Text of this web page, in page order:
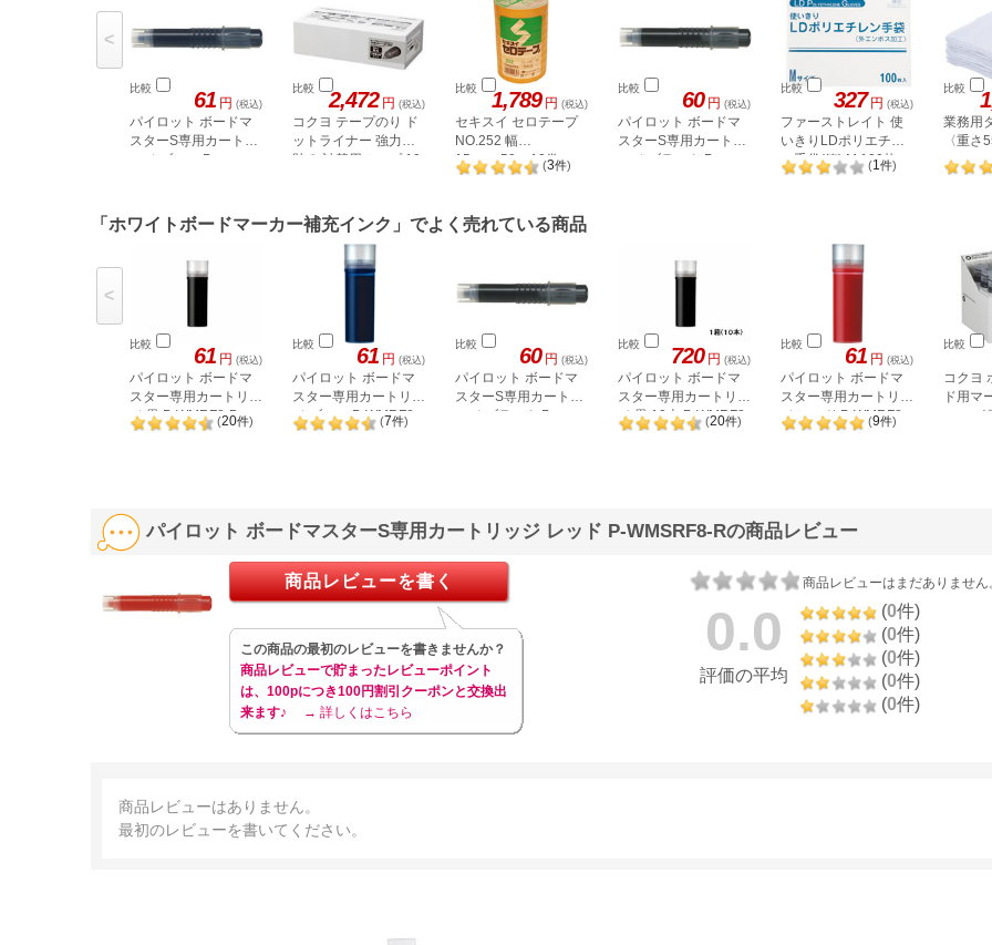
比較 61 円 (税込)
パイロット ボードマ
スターS専用カートリ
ッジ ブルー P-
比較 2,472 円 (税込)
コクヨ テープのり ド
ットライナー 強力に
貼る 詰替用テープ 10
比較 1,789 円 (税込)
セキスイ セロテープ
NO.252 幅
15mm×50m 10巻
C252×03
(3件)
比較 60 円 (税込)
パイロット ボードマ
スターS専用カートリ
ッジ ブラック P-
比較 327 円 (税込)
ファーストレイト 使
いきりLDポリエチレ
ン手袋(箱) M 100枚
FR-5812
(1件)
比較
業務用
〈重さ
<
「ホワイトボードマーカー補充インク」でよく売れている商品
比較 61 円 (税込)
パイロット ボードマ
スター専用カートリッ
ジ 黒 P-WMRF8-B
(20件)
比較 61 円 (税込)
パイロット ボードマ
スター専用カートリッ
ジ ブルー P-WMRF8-
L
(7件)
比較 60 円 (税込)
パイロット ボードマ
スターS専用カートリ
ッジ ブラック P-
比較 720 円 (税込)
パイロット ボードマ
スター専用カートリッ
ジ 黒 10本 P-WMRF8-
B
(20件)
比較 61 円 (税込)
パイロット ボードマ
スター専用カートリッ
ジ レッド P-WMRF8-
R
(9件)
比較
コクヨ
ド用マ
エール
<
パイロット ボードマスターS専用カートリッジ レッド P-WMSRF8-Rの商品レビュー
商品レビューはまだありません
0.0
評価の平均
(0件)
(0件)
(0件)
(0件)
(0件)
商品レビューを書く
この商品の最初のレビューを書きませんか？
商品レビューで貯まったレビューポイント
は、100pにつき100円割引クーポンと交換出
来ます♪
→ 詳しくはこちら
商品レビューはありません。
最初のレビューを書いてください。